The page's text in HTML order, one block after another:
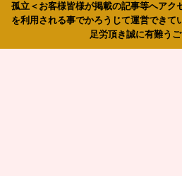
孤立＜お客様皆様が掲載の記事等へアク
を利用される事でかろうじて運営できて
足労頂き誠に有難うご